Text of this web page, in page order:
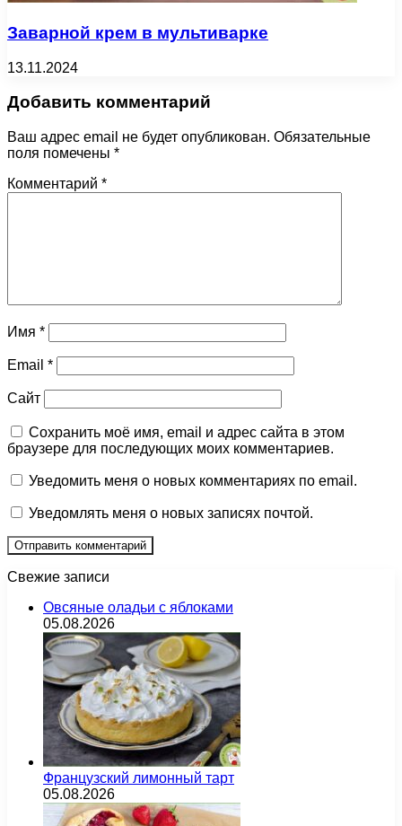
Заварной крем в мультиварке
13.11.2024
Добавить комментарий
Ваш адрес email не будет опубликован. Обязательные
поля помечены *
Комментарий *
Имя *
Email *
Сайт
Сохранить моё имя, email и адрес сайта в этом
браузере для последующих моих комментариев.
Уведомить меня о новых комментариях по email.
Уведомлять меня о новых записях почтой.
Свежие записи
Овсяные оладьи с яблоками
05.08.2026
Французский лимонный тарт
05.08.2026